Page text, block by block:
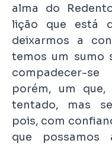
alma do
lição que está
deixarmos a
temos um sumo
compadecer-
porém, um
tentado, mas
pois, com
que possamos